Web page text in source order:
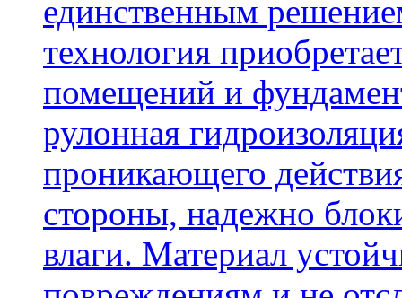
единственным
технология
помещений и
рулонная
проникающего
стороны, надежно
влаги. Материал